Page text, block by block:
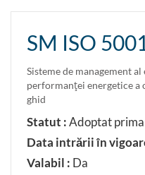
SM ISO
Sisteme de management
performanţei energetice a
ghid
Statut :Adoptat
Data intrării în
Valabil : Da